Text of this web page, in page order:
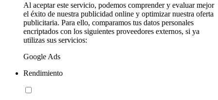
Al aceptar este servicio, podemos comprender y evaluar mejor
el éxito de nuestra publicidad online y optimizar nuestra oferta
publicitaria. Para ello, comparamos tus datos personales
encriptados con los siguientes proveedores externos, si ya
utilizas sus servicios:
Google Ads
Rendimiento